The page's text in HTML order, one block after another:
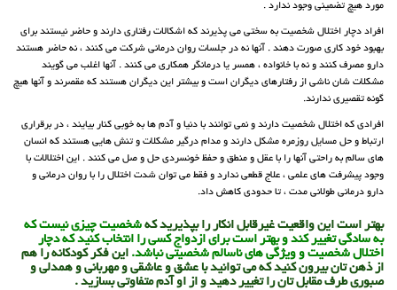
مورد هیچ تضمینی وجود ندارد .
افراد دچار اختلال شخصیت به سختی می پذیرند که اشکالات رفتاری دارند و حاضر نیستند برای
بهبود خود کاری صورت دهند . آنها نه در جلسات روان درمانی شرکت می کنند ، نه حاضر هستند
دارو مصرف کنند و نه با خانواده ، همسر یا درمانگر همکاری می کنند . آنها اغلب می گویند
مشکلات شان ناشی از رفتارهای دیگران است و بیشتر این دیگران هستند که مقصرند و آنها هیچ
گونه تقصیری ندارند.
افرادی که اختلال شخصیت دارند و نمی توانند با دنیا و آدم ها به خوبی کنار بیایند ، در برقراری
ارتباط و حل مسایل روزمره مشکل دارند و مدام درگیر مشکلات و تنش هایی هستند که انسان
های سالم به راحتی آنها را با عقل و منطق و حفظ خونسردی حل و صل می کنند . این اختلالات با
وجود پیشرفت های علمی ، علاج قطعی ندارد و فقط می توان شدت اختلال را با روان درمانی و
دارو درمانی طولانی مدت ، تا حدودی کاهش داد.
بهتر است این واقعیت غیرقابل انکار را بپذیرید که شخصیت چیزی نیست که
به سادگی تغییر کند و بهتر است برای ازدواج کسی را انتخاب کنید که دچار
اختلال شخصیت و ویژگی های ناسالم شخصیتی نباشد. این فکر کودکانه را هم
از ذهن تان بیرون کنید که می توانید با عشق و عاشقی و مهربانی و همدلی و
صبوری طرف مقابل تان را تغییر دهید و از او آدم متفاوتی بسازید .